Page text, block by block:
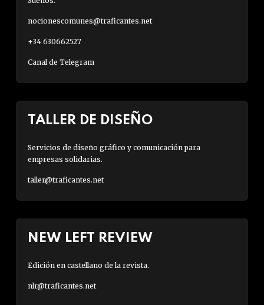
nocionescomunes@traficantes.net
+34 630662527
Canal de Telegram
TALLER DE DISEÑO
Servicios de diseño gráfico y comunicación para
empresas solidarias.
taller@traficantes.net
NEW LEFT REVIEW
Edición en castellano de la revista.
nlr@traficantes.net